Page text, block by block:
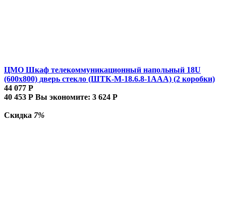
ЦМО Шкаф телекоммуникационный напольный 18U
(600x800) дверь стекло (ШТК-М-18.6.8-1AAA) (2 коробки)
44 077 Р
40 453 Р Вы экономите: 3 624 Р
Скидка 7%